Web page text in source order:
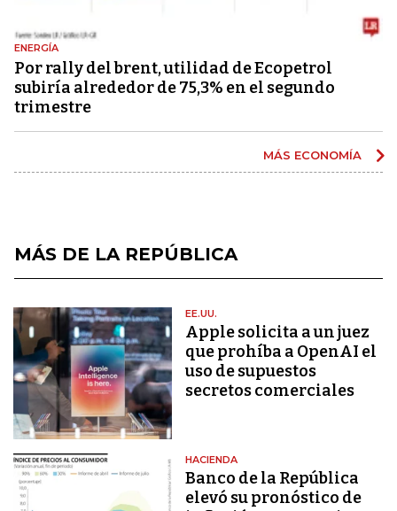
ENERGÍA
Por rally del brent, utilidad de Ecopetrol
subiría alrededor de 75,3% en el segundo
trimestre
MÁS ECONOMÍA
MÁS DE LA REPÚBLICA
EE.UU.
Apple solicita a un juez
que prohíba a OpenAI el
uso de supuestos
secretos comerciales
HACIENDA
Banco de la República
elevó su pronóstico de